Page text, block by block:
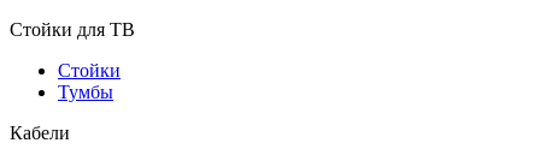
Стойки для ТВ
Стойки
Тумбы
Кабели